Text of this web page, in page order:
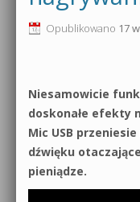
Produkcja
Sound Forge od
Dubstep z
Kontakt 5
0dB.pl - informacje
Materiały dla mediów
Archiwum
Polityka prywatności
Opublikowano 17
Niesamowicie
doskonałe efekty
Mic USB
dźwięku
pieniądze.